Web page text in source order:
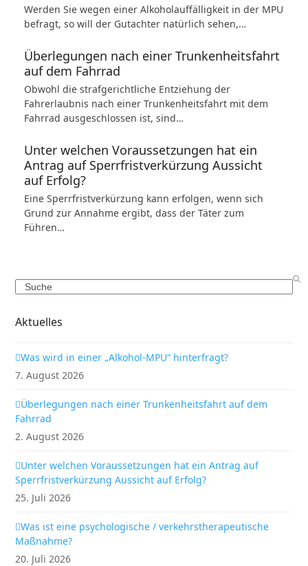
Werden Sie wegen einer Alkoholauffälligkeit in der MPU
befragt, so will der Gutachter natürlich sehen,…
Überlegungen nach einer Trunkenheitsfahrt
auf dem Fahrrad
Obwohl die strafgerichtliche Entziehung der
Fahrerlaubnis nach einer Trunkenheitsfahrt mit dem
Fahrrad ausgeschlossen ist, sind…
Unter welchen Voraussetzungen hat ein
Antrag auf Sperrfristverkürzung Aussicht
auf Erfolg?
Eine Sperrfristverkürzung kann erfolgen, wenn sich
Grund zur Annahme ergibt, dass der Täter zum
Führen…
Search
Aktuelles
Was wird in einer „Alkohol-MPU“ hinterfragt?
7. August 2026
Überlegungen nach einer Trunkenheitsfahrt auf dem
Fahrrad
2. August 2026
Unter welchen Voraussetzungen hat ein Antrag auf
Sperrfristverkürzung Aussicht auf Erfolg?
25. Juli 2026
Was ist eine psychologische / verkehrstherapeutische
Maßnahme?
20. Juli 2026